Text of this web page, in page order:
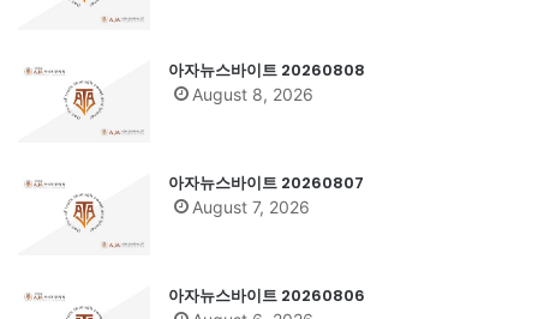
아자뉴스바이트 20260808
August 8, 2026
아자뉴스바이트 20260807
August 7, 2026
아자뉴스바이트 20260806